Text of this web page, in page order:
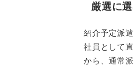
厳選に
紹介予定派
社員として
から、通常